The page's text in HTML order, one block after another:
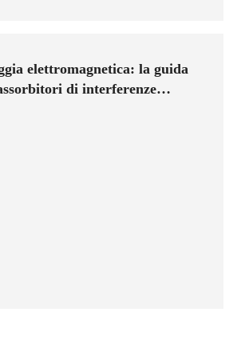
elettromagnetica: la guida
di interferenze